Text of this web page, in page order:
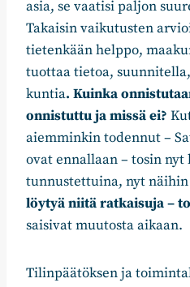
asia, se vaatisi paljon
Takaisin vaikutusten
tietenkään helppo,
tuottaa tietoa,
kuntia. Kuinka
onnistuttu ja missä ei?
aiemminkin todennut –
ovat ennallaan – tosin
tunnustettuina, nyt näihin
löytyä niitä ratkaisuja –
saisivat muutosta aikaan.
Tilinpäätöksen ja